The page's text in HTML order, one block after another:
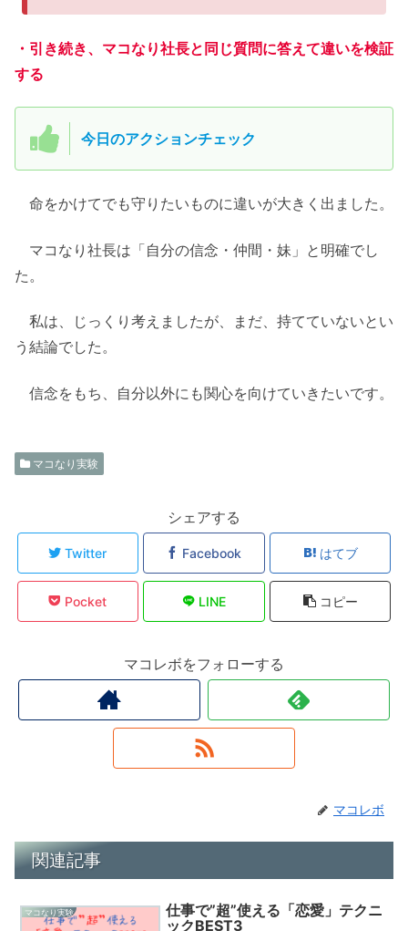
・引き続き、マコなり社長と同じ質問に答えて違いを検証
する
今日のアクションチェック
命をかけてでも守りたいものに違いが大きく出ました。
マコなり社長は「自分の信念・仲間・妹」と明確でし
た。
私は、じっくり考えましたが、まだ、持てていないとい
う結論でした。
信念をもち、自分以外にも関心を向けていきたいです。
マコなり実験
シェアする
Twitter Facebook はてブ
Pocket LINE コピー
マコレボをフォローする
マコレボ
関連記事
マコなり実験
仕事で”超”使える「恋愛」テクニ
ックBEST3